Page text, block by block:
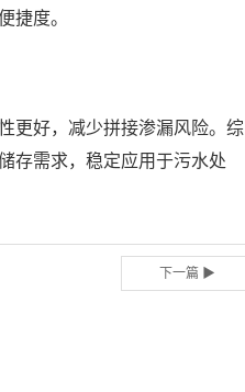
捷度。
更好，减少拼接渗漏风险。综
存需求，稳定应用于污水处
下一篇 ▶